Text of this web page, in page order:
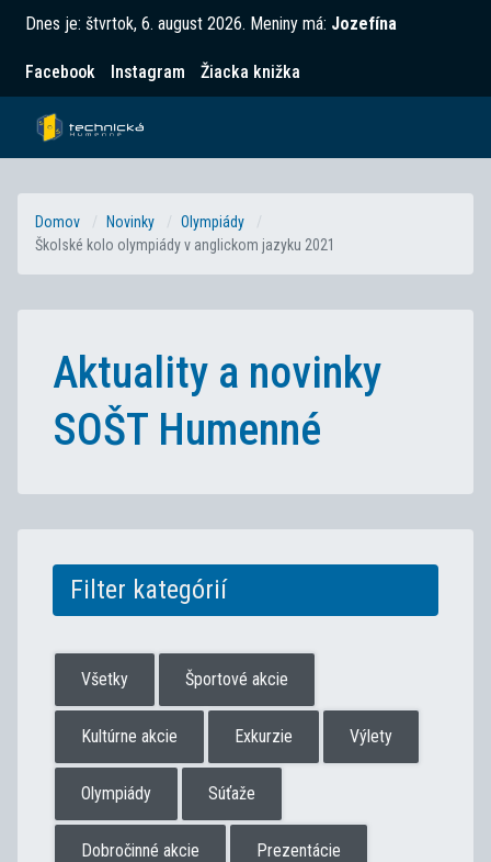
Dnes je: štvrtok, 6. august 2026. Meniny má: Jozefína
Facebook Instagram Žiacka knižka
Domov Novinky
Olympiády
Školské kolo olympiády v anglickom jazyku 2021
Aktuality a novinky
SOŠT Humenné
Filter kategórií
Všetky Športové akcie
Kultúrne akcie Exkurzie Výlety
Olympiády Súťaže
Dobročinné akcie Prezentácie